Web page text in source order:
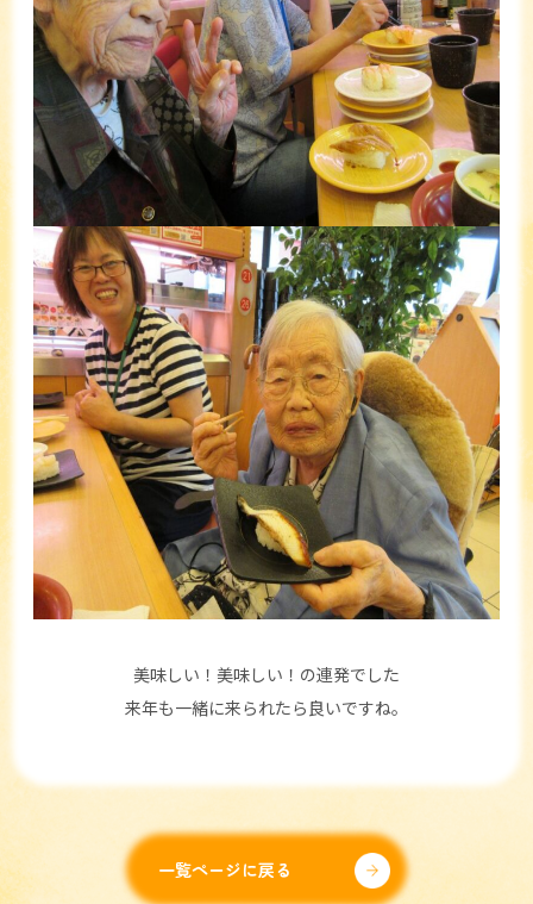
美味しい！美味しい！の連発でした
来年も一緒に来られたら良いですね。
一覧ページに戻る